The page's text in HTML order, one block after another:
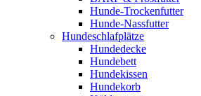
Hunde-Trockenfutter
Hunde-Nassfutter
Hundeschlafplätze
Hundedecke
Hundebett
Hundekissen
Hundekorb